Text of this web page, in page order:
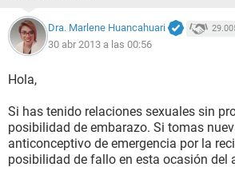
Dra. Marlene Huancahuari
30 abr 2013 a las 00:56
Hola,
Si has tenido relaciones sexuales sin
posibilidad de embarazo. Si tomas
anticonceptivo de emergencia por la
posibilidad de fallo en esta ocasión del